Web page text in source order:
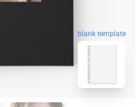
blank template